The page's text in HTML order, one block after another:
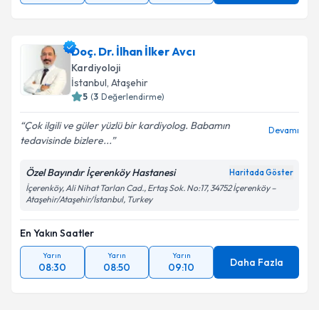
Doç. Dr. İlhan İlker Avcı
Kardiyoloji
İstanbul, Ataşehir
5 (3 Değerlendirme)
Çok ilgili ve güler yüzlü bir kardiyolog. Babamın
tedavisinde bizlere...
Devamı
Özel Bayındır İçerenköy Hastanesi Haritada Göster
İçerenköy, Ali Nihat Tarlan Cad., Ertaş Sok. No:17, 34752 İçerenköy –
Ataşehir/Ataşehir/İstanbul, Turkey
En Yakın Saatler
Yarın
08:30
Yarın
08:50
Yarın
09:10 Daha Fazla